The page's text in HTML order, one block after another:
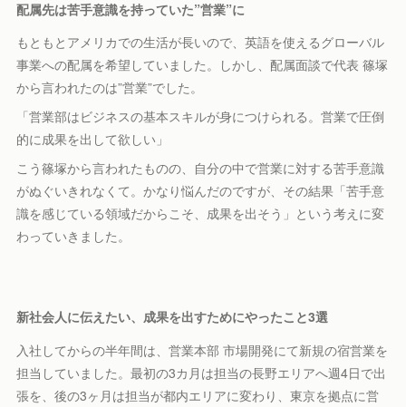
配属先は苦手意識を持っていた”営業”に
もともとアメリカでの生活が長いので、英語を使えるグローバル
事業への配属を希望していました。しかし、配属面談で代表 篠塚
から言われたのは”営業”でした。
「営業部はビジネスの基本スキルが身につけられる。営業で圧倒
的に成果を出して欲しい」
こう篠塚から言われたものの、自分の中で営業に対する苦手意識
がぬぐいきれなくて。かなり悩んだのですが、その結果「苦手意
識を感じている領域だからこそ、成果を出そう」という考えに変
わっていきました。
新社会人に伝えたい、成果を出すためにやったこと3選
入社してからの半年間は、営業本部 市場開発にて新規の宿営業を
担当していました。最初の3カ月は担当の長野エリアへ週4日で出
張を、後の3ヶ月は担当が都内エリアに変わり、東京を拠点に営